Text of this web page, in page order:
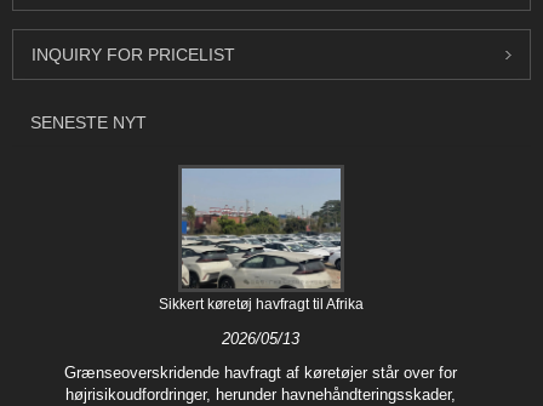
INQUIRY FOR PRICELIST
SENESTE NYT
Sikkert køretøj havfragt til Afrika
2026/05/13
Grænseoverskridende havfragt af køretøjer står over for
højrisikoudfordringer, herunder havnehåndteringsskader,